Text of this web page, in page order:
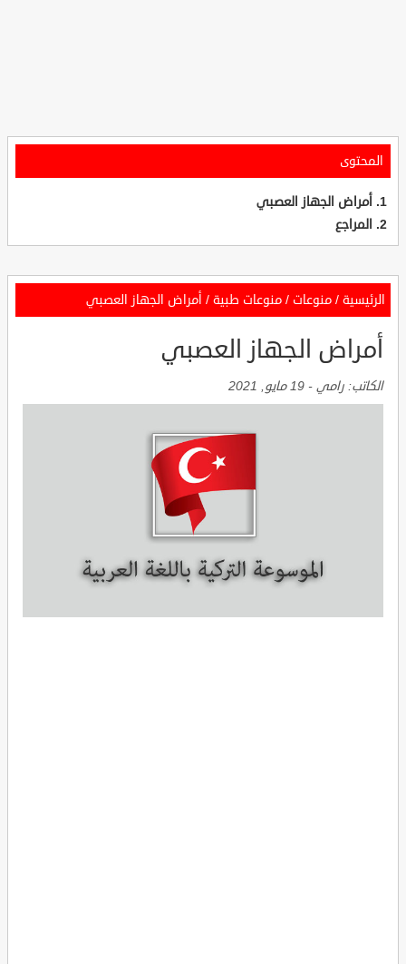
المحتوى
أمراض الجهاز العصبي
المراجع
الرئيسية / منوعات / منوعات طبية / أمراض الجهاز العصبي
أمراض الجهاز العصبي
الكاتب: رامي - 19 مايو, 2021